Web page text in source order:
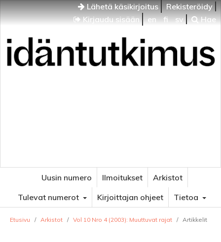
Lähetä käsikirjoitus
Rekisteröidy
Kirjaudu sisään
en fi sv Hae
Uusin numero Ilmoitukset
Arkistot
Tulevat numerot
Kirjoittajan ohjeet Tietoa
Etusivu / Arkistot / Vol 10 Nro 4 (2003): Muuttuvat rajat / Artikkelit